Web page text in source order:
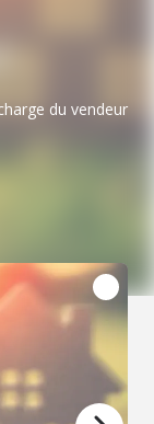
du vendeur